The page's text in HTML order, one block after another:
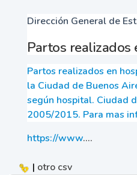
Dirección General de
Partos realizados
Partos realizados en
la Ciudad de Buenos
según hospital. Ciudad
2005/2015. Para mas
https://www....
| otro csv